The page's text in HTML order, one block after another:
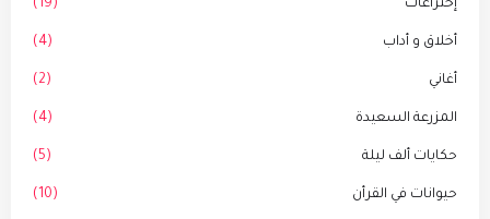
إختراعات (19)
أخلاق و أداب (4)
أغاني (2)
المزرعة السعيدة (4)
حكايات ألف ليلة (5)
حيوانات في القرأن (10)